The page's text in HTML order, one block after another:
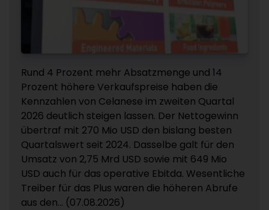
Rund 4 Prozent mehr Absatzmenge und 14
Prozent höhere Verkaufspreise haben die
Kennzahlen von Celanese im zweiten Quartal
2026 deutlich steigen lassen. Der Nettogewinn
übertraf mit 270 Mio USD den bislang besten
Quartalswert seit 2024. Dasselbe galt für den
Umsatz von 2,75 Mrd USD sowie mit 649 Mio
USD auch für das operative Ebitda. Wesentliche
Treiber für das Plus waren die höheren Abrufe
aus den... (07.08.2026)